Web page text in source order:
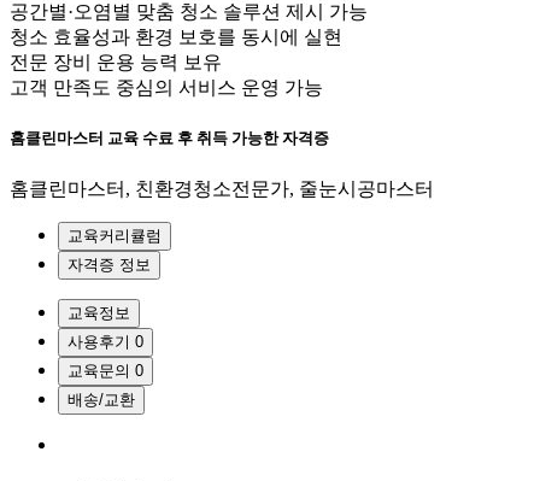
공간별·오염별 맞춤 청소 솔루션 제시 가능
청소 효율성과 환경 보호를 동시에 실현
전문 장비 운용 능력 보유
고객 만족도 중심의 서비스 운영 가능
홈클린마스터 교육 수료 후 취득 가능한 자격증
홈클린마스터, 친환경청소전문가, 줄눈시공마스터
교육커리큘럼
자격증 정보
교육정보
사용후기 0
교육문의 0
배송/교환